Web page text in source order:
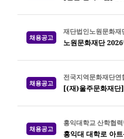
채용공고
재단법인노원문화재
노원문화재단
채용공고
전국지역문화재단연
[(재)울주문화재단
채용공고
홍익대학교 산학협
홍익대 대학로 아